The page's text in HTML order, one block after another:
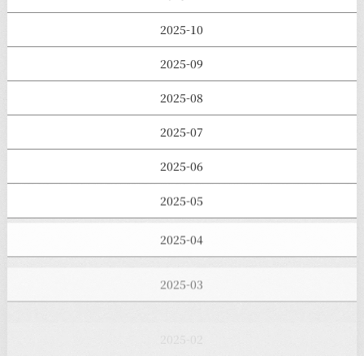
2025-10
2025-09
2025-08
2025-07
2025-06
2025-05
2025-04
2025-02
2025-01